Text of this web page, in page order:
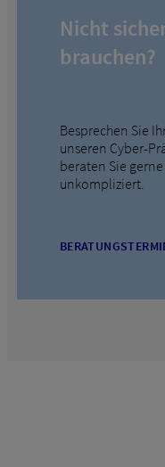
Nicht
brauchen?
Besprechen Sie
unseren Cyber-
beraten Sie
unkompliziert.